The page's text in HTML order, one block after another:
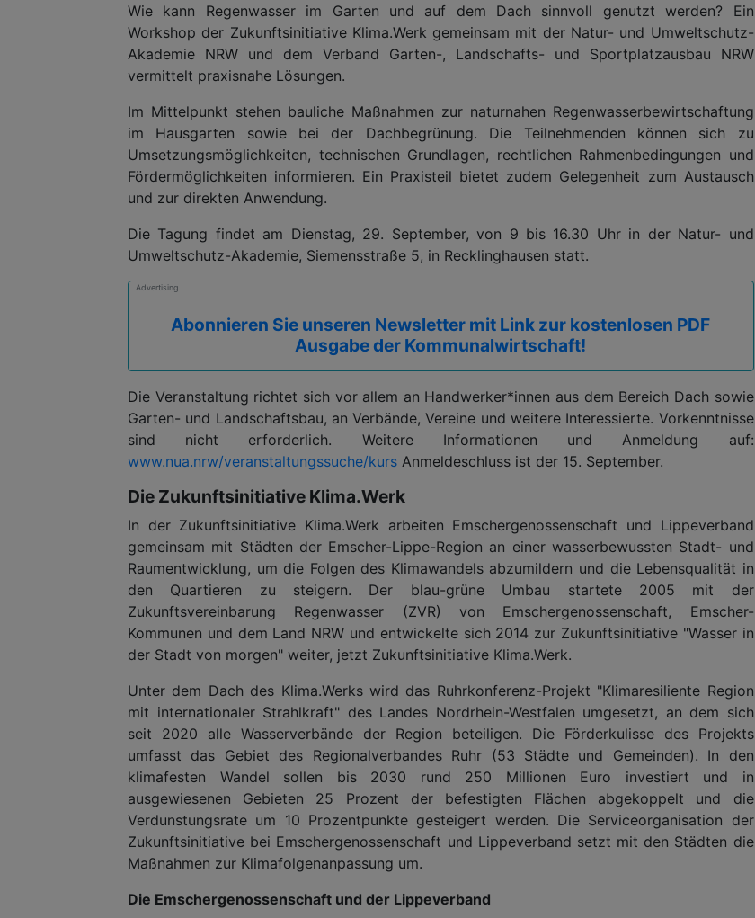
Wie kann Regenwasser im Garten und auf dem Dach sinnvoll genutzt werden? Ein
Workshop der Zukunftsinitiative Klima.Werk gemeinsam mit der Natur- und Umweltschutz-
Akademie NRW und dem Verband Garten-, Landschafts- und Sportplatzausbau NRW
vermittelt praxisnahe Lösungen.
Im Mittelpunkt stehen bauliche Maßnahmen zur naturnahen Regenwasserbewirtschaftung
im Hausgarten sowie bei der Dachbegrünung. Die Teilnehmenden können sich zu
Umsetzungsmöglichkeiten, technischen Grundlagen, rechtlichen Rahmenbedingungen und
Fördermöglichkeiten informieren. Ein Praxisteil bietet zudem Gelegenheit zum Austausch
und zur direkten Anwendung.
Die Tagung findet am Dienstag, 29. September, von 9 bis 16.30 Uhr in der Natur- und
Umweltschutz-Akademie, Siemensstraße 5, in Recklinghausen statt.
Advertising
Abonnieren Sie unseren Newsletter mit Link zur kostenlosen PDF
Ausgabe der Kommunalwirtschaft!
Die Veranstaltung richtet sich vor allem an Handwerker*innen aus dem Bereich Dach sowie
Garten- und Landschaftsbau, an Verbände, Vereine und weitere Interessierte. Vorkenntnisse
sind nicht erforderlich. Weitere Informationen und Anmeldung auf:
www.nua.nrw/veranstaltungssuche/kurs Anmeldeschluss ist der 15. September.
Die Zukunftsinitiative Klima.Werk
In der Zukunftsinitiative Klima.Werk arbeiten Emschergenossenschaft und Lippeverband
gemeinsam mit Städten der Emscher-Lippe-Region an einer wasserbewussten Stadt- und
Raumentwicklung, um die Folgen des Klimawandels abzumildern und die Lebensqualität in
den Quartieren zu steigern. Der blau-grüne Umbau startete 2005 mit der
Zukunftsvereinbarung Regenwasser (ZVR) von Emschergenossenschaft, Emscher-
Kommunen und dem Land NRW und entwickelte sich 2014 zur Zukunftsinitiative "Wasser in
der Stadt von morgen" weiter, jetzt Zukunftsinitiative Klima.Werk.
Unter dem Dach des Klima.Werks wird das Ruhrkonferenz-Projekt "Klimaresiliente Region
mit internationaler Strahlkraft" des Landes Nordrhein-Westfalen umgesetzt, an dem sich
seit 2020 alle Wasserverbände der Region beteiligen. Die Förderkulisse des Projekts
umfasst das Gebiet des Regionalverbandes Ruhr (53 Städte und Gemeinden). In den
klimafesten Wandel sollen bis 2030 rund 250 Millionen Euro investiert und in
ausgewiesenen Gebieten 25 Prozent der befestigten Flächen abgekoppelt und die
Verdunstungsrate um 10 Prozentpunkte gesteigert werden. Die Serviceorganisation der
Zukunftsinitiative bei Emschergenossenschaft und Lippeverband setzt mit den Städten die
Maßnahmen zur Klimafolgenanpassung um.
Die Emschergenossenschaft und der Lippeverband